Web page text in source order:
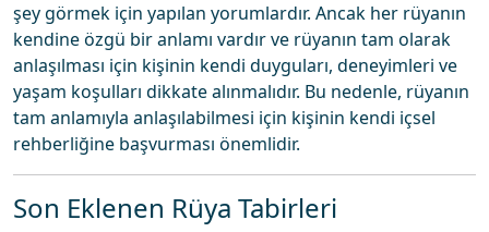
şey görmek için yapılan yorumlardır. Ancak her rüyanın
kendine özgü bir anlamı vardır ve rüyanın tam olarak
anlaşılması için kişinin kendi duyguları, deneyimleri ve
yaşam koşulları dikkate alınmalıdır. Bu nedenle, rüyanın
tam anlamıyla anlaşılabilmesi için kişinin kendi içsel
rehberliğine başvurması önemlidir.
Son Eklenen Rüya Tabirleri